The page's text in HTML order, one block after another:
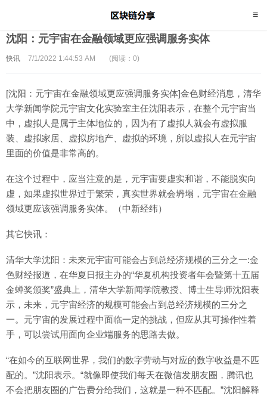
沈阳：元宇宙在金融领域更应强调服务实体
快讯 7/1/2022 1:44:53 AM (阅读：0)
[沈阳：元宇宙在金融领域更应强调服务实体]金色财经消息，清华
大学新闻学院元宇宙文化实验室主任沈阳表示，在整个元宇宙当
中，虚拟人是属于主体地位的，因为有了虚拟人就会有虚拟服
装、虚拟家居、虚拟房地产、虚拟的环境，所以虚拟人在元宇宙
里面的价值是非常高的。
在这个过程中，应当注意的是，元宇宙要虚实和谐，不能脱实向
虚，如果虚拟世界过于繁荣，真实世界就会坍塌，元宇宙在金融
领域更应该强调服务实体。（中新经纬）
其它快讯：
清华大学沈阳：未来元宇宙可能会占到总经济规模的三分之一:金
色财经报道，在华夏日报主办的“华夏机构投资者年会暨第十五届
金蝉奖颁奖”盛典上，清华大学新闻学院教授、博士生导师沈阳表
示，未来，元宇宙经济的规模可能会占到总经济规模的三分之
一。元宇宙的发展过程中面临一定的挑战，但应从其可操作性着
手，可以尝试用面向企业端服务的思路去做。
“在如今的互联网世界，我们的数字劳动与对应的数字收益是不匹
配的。”沈阳表示。“就像即使我们每天在微信发朋友圈，腾讯也
不会把朋友圈的广告费分给我们，这就是一种不匹配。”沈阳解释